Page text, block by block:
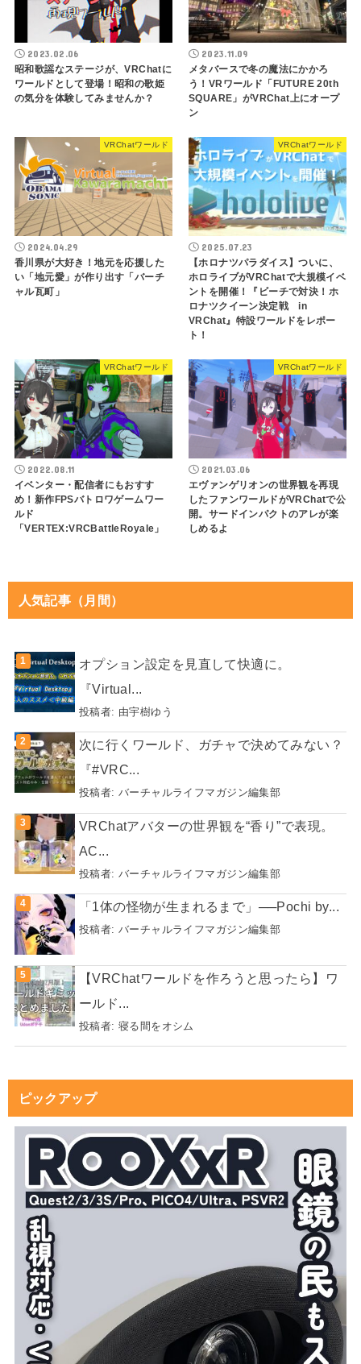
2023.02.06
昭和歌謡なステージが、VRChatに
ワールドとして登場！昭和の歌姫
の気分を体験してみませんか？
2023.11.09
メタバースで冬の魔法にかかろ
う！VRワールド「FUTURE 20th
SQUARE」がVRChat上にオープ
ン
VRChatワールド
2024.04.29
香川県が大好き！地元を応援した
い「地元愛」が作り出す「バーチ
ャル瓦町」
VRChatワールド
2025.07.23
【ホロナツパラダイス】ついに、
ホロライブがVRChatで大規模イベ
ントを開催！『ビーチで対決！ホ
ロナツクイーン決定戦 in
VRChat』特設ワールドをレポー
ト！
VRChatワールド
2022.08.11
イベンター・配信者にもおすす
め！新作FPSバトロワゲームワー
ルド
「VERTEX:VRCBattleRoyale」
VRChatワールド
2021.03.06
エヴァンゲリオンの世界観を再現
したファンワールドがVRChatで公
開。サードインパクトのアレが楽
しめるよ
人気記事（月間）
オプション設定を見直して快適に。
『Virtual...
投稿者: 由宇樹ゆう
次に行くワールド、ガチャで決めてみない？
『#VRC...
投稿者: バーチャルライフマガジン編集部
VRChatアバターの世界観を“香り”で表現。
AC...
投稿者: バーチャルライフマガジン編集部
「1体の怪物が生まれるまで」──Pochi by...
投稿者: バーチャルライフマガジン編集部
【VRChatワールドを作ろうと思ったら】ワ
ールド...
投稿者: 寝る間をオシム
ピックアップ